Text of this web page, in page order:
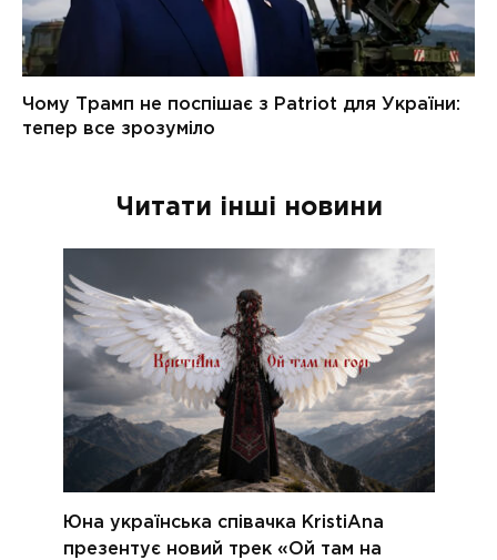
Читати інші новини
Юна українська співачка KristiAna
презентує новий трек «Ой там на